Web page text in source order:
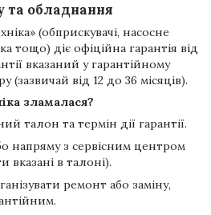
та обладнання
(обприскувачі, насосне
тощо) діє офіційна гарантія від
вказаний у гарантійному
(зазвичай від 12 до 36 місяців).
зламалася?
талон та термін дії гарантії.
напряму з сервісним центром
вказані в талоні).
ремонт або заміну,